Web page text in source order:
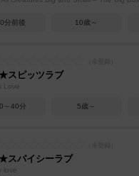
分前後 10歳～
スピッツラブ
Love
～40分 5歳～
スパイシーラブ
love